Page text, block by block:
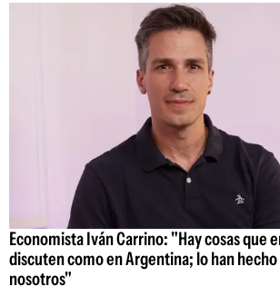
Economista Iván Carrino: "Hay cosas que
discuten como en Argentina; lo han
nosotros"